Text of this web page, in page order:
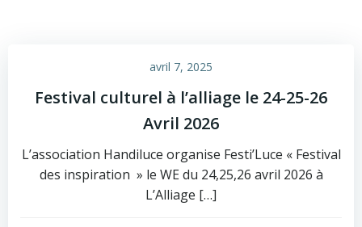
avril 7, 2025
Festival culturel à l’alliage le 24-25-26
Avril 2026
L’association Handiluce organise Festi’Luce « Festival
des inspiration » le WE du 24,25,26 avril 2026 à
L’Alliage […]